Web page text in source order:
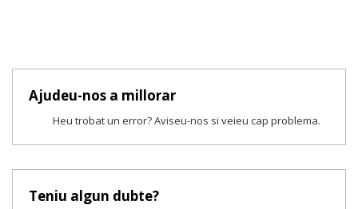
Ajudeu-nos a millorar
Heu trobat un error? Aviseu-nos si veieu cap problema.
Teniu algun dubte?